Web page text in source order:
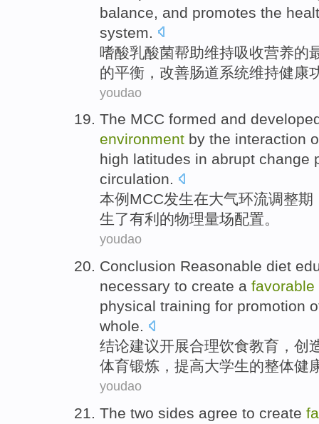
balance , and promotes the
system.
嗜酸乳酸菌帮助维持吸收营养的
的平衡 ， 改善肠道系统维持健康
youdao
The MCC formed and
environment by the interaction
high latitudes in abrupt change
circulation.
本例 MCC发生在大气环流调整期
生了有利 的物理量场配置。
youdao
Conclusion Reasonable diet
necessary to create a favorable
physical training for promotion
whole.
结论建议开展合理饮食教育 ， 创
体育锻炼 ， 提高大学生的整体健
youdao
The two sides agree to create